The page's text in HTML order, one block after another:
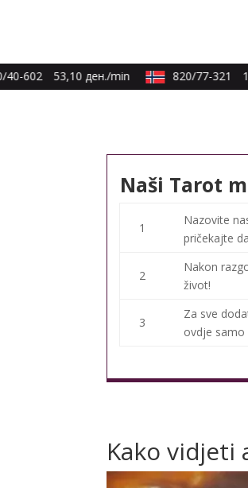
602 53,10 ден./min 820/77-321
Naši Tarot
1
Nazovite
pričekajte
2
Nakon
život!
3
Za sve
ovdje samo
Kako vidjeti